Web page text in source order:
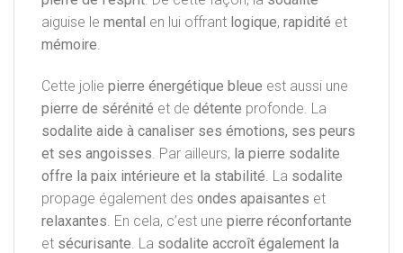
aiguise le mental en lui offrant logique, rapidité et
mémoire.
Cette jolie pierre énergétique bleue est aussi une
pierre de sérénité et de détente profonde. La
sodalite aide à canaliser ses émotions, ses peurs
et ses angoisses . Par ailleurs, la pierre sodalite
offre la paix intérieure et la stabilité . La sodalite
propage également des ondes apaisantes et
relaxantes . En cela, c’est une pierre réconfortante
et sécurisante . La sodalite accroît également la